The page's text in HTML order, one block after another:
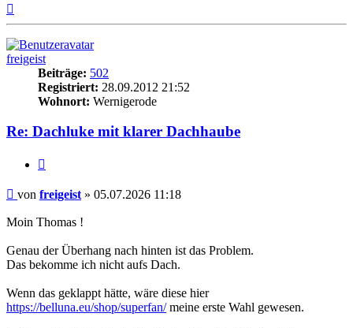
freigeist
Beiträge: 502
Registriert: 28.09.2012 21:52
Wohnort: Wernigerode
Re: Dachluke mit klarer Dachhaube
Beitrag
von freigeist » 05.07.2026 11:18
Moin Thomas !
Genau der Überhang nach hinten ist das Problem.
Das bekomme ich nicht aufs Dach.
Wenn das geklappt hätte, wäre diese hier
https://belluna.eu/shop/superfan/meine erste Wahl gewesen.